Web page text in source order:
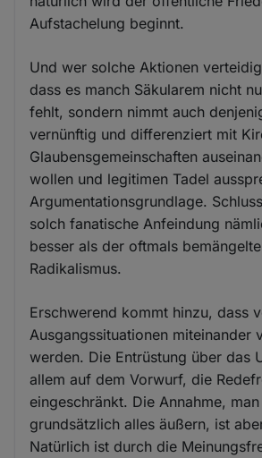
Aufstachelung beginnt.
Und wer solche Aktionen
dass es manch Säkularem nicht
fehlt, sondern nimmt auch
vernünftig und differenziert mit
Glaubensgemeinschaften
wollen und legitimen Tadel
Argumentationsgrundlage.
solch fanatische Anfeindung
besser als der oftmals
Radikalismus.
Erschwerend kommt hinzu, dass
Ausgangssituationen miteinander
werden. Die Entrüstung über das
allem auf dem Vorwurf, die
eingeschränkt. Die Annahme,
grundsätzlich alles äußern, ist
Natürlich ist durch die